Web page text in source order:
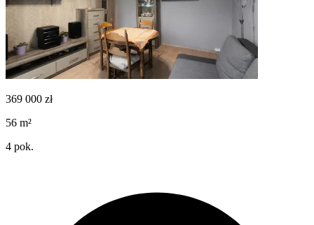
369 000 zł
56 m²
4 pok.